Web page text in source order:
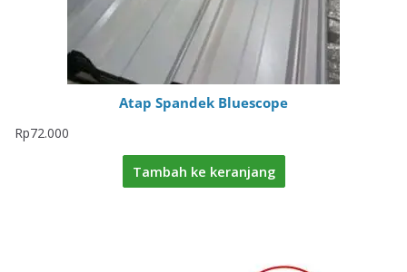
Atap Spandek Bluescope
Rp72.000
Tambah ke keranjang